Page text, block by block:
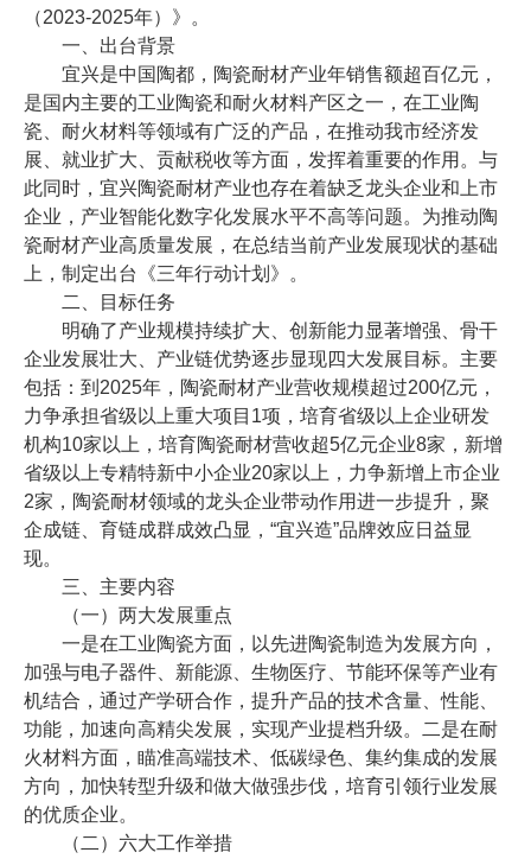
（2023-2025年）》。
一、出台背景
宜兴是中国陶都，陶瓷耐材产业年销售额超百亿元，
是国内主要的工业陶瓷和耐火材料产区之一，在工业陶
瓷、耐火材料等领域有广泛的产品，在推动我市经济发
展、就业扩大、贡献税收等方面，发挥着重要的作用。与
此同时，宜兴陶瓷耐材产业也存在着缺乏龙头企业和上市
企业，产业智能化数字化发展水平不高等问题。为推动陶
瓷耐材产业高质量发展，在总结当前产业发展现状的基础
上，制定出台《三年行动计划》。
二、目标任务
明确了产业规模持续扩大、创新能力显著增强、骨干
企业发展壮大、产业链优势逐步显现四大发展目标。主要
包括：到2025年，陶瓷耐材产业营收规模超过200亿元，
力争承担省级以上重大项目1项，培育省级以上企业研发
机构10家以上，培育陶瓷耐材营收超5亿元企业8家，新增
省级以上专精特新中小企业20家以上，力争新增上市企业
2家，陶瓷耐材领域的龙头企业带动作用进一步提升，聚
企成链、育链成群成效凸显，“宜兴造”品牌效应日益显
现。
三、主要内容
（一）两大发展重点
一是在工业陶瓷方面，以先进陶瓷制造为发展方向，
加强与电子器件、新能源、生物医疗、节能环保等产业有
机结合，通过产学研合作，提升产品的技术含量、性能、
功能，加速向高精尖发展，实现产业提档升级。二是在耐
火材料方面，瞄准高端技术、低碳绿色、集约集成的发展
方向，加快转型升级和做大做强步伐，培育引领行业发展
的优质企业。
（二）六大工作举措